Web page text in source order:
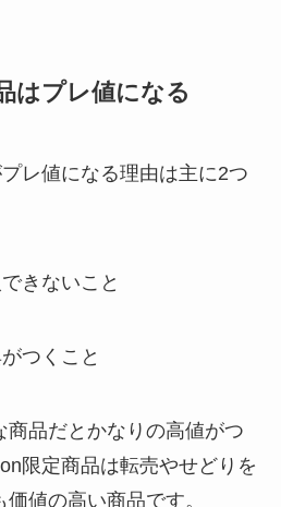
はプレ値になる
レ値になる理由は主に2つ
きないこと
つくこと
商品だとかなりの高値がつ
限定商品は転売やせどりを
値の高い商品です。